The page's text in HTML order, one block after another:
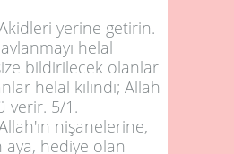
yerine getirin.
helal
bildirilecek olanlar
helal kılındı; Allah
verir. 5/1 .
nişanelerine,
hediye olan